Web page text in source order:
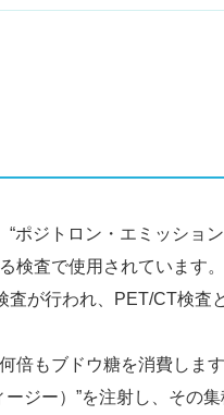
“ポジトロン・エミッショ
検査で使用されています
査が行われ、PET/CT検査
倍もブドウ糖を消費しま
ージー）”を注射し、その